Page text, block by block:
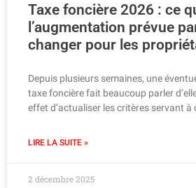
Taxe foncière 2026 : ce
l’augmentation prévue
changer pour les
Depuis plusieurs semaines, une
taxe foncière fait beaucoup parler
effet d’actualiser les critères servant à
LIRE LA SUITE »
2 décembre 2025